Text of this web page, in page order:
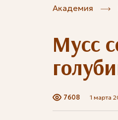
Академия
Мусс
7608 1 марта